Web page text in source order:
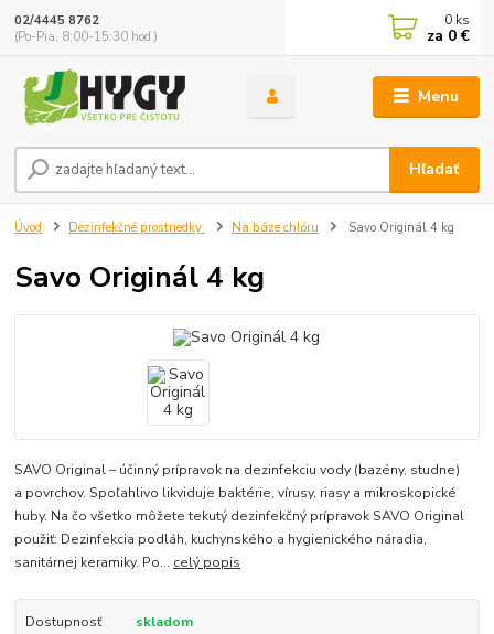
Menu
Hľadať
02/4445 8762
(Po-Pia, 8:00-15:30 hod.)
0 ks
za 0 €
Úvod Dezinfekčné prostriedky Na báze chlóru Savo Originál 4 kg
Savo Originál 4 kg
SAVO Original – účinný prípravok na dezinfekciu vody (bazény, studne)
a povrchov. Spoľahlivo likviduje baktérie, vírusy, riasy a mikroskopické
huby. Na čo všetko môžete tekutý dezinfekčný prípravok SAVO Original
použiť: Dezinfekcia podláh, kuchynského a hygienického náradia,
sanitárnej keramiky. Po... celý popis
Dostupnosť skladom